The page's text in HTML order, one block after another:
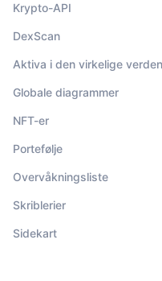
Krypto-API
DexScan
Aktiva i den virkelige verden
Globale diagrammer
NFT-er
Portefølje
Overvåkningsliste
Skriblerier
Sidekart